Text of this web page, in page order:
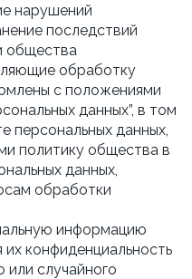
нарушений
последствий
общества
обработку
с положениями
данных”, в том
персональных данных,
политику общества в
данных,
обработки
информацию
их конфиденциальность
или случайного